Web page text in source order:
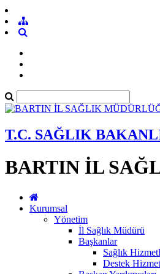
T.C. SAĞLIK
BARTIN İL
Kurumsal
Yönetim
İl Sağlık Müdürü
Başkanlar
Sağlık
Destek